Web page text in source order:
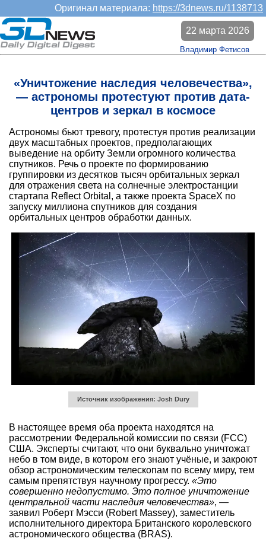
Оригинал материала: https://3dnews.ru/1138713
«Уничтожение наследия человечества»,
— астрономы протестуют против дата-
центров и зеркал в космосе
22 марта 2026
Владимир Фетисов
Астрономы бьют тревогу, протестуя против реализации
двух масштабных проектов, предполагающих
выведение на орбиту Земли огромного количества
спутников. Речь о проекте по формированию
группировки из десятков тысяч орбитальных зеркал
для отражения света на солнечные электростанции
стартапа Reflect Orbital, а также проекта SpaceX по
запуску миллиона спутников для создания
орбитальных центров обработки данных.
Источник изображения: Josh Dury
В настоящее время оба проекта находятся на
рассмотрении Федеральной комиссии по связи (FCC)
США. Эксперты считают, что они буквально уничтожат
небо в том виде, в котором его знают учёные, и закроют
обзор астрономическим телескопам по всему миру, тем
самым препятствуя научному прогрессу. «Это
совершенно недопустимо. Это полное уничтожение
центральной части наследия человечества», —
заявил Роберт Мэсси (Robert Massey), заместитель
исполнительного директора Британского королевского
астрономического общества (BRAS).